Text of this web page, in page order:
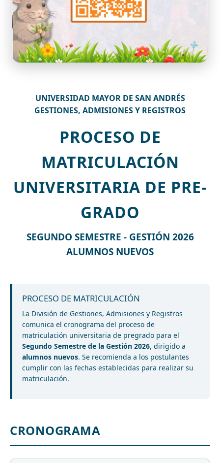
UNIVERSIDAD MAYOR DE SAN ANDRÉS
GESTIONES, ADMISIONES Y REGISTROS
PROCESO DE
MATRICULACIÓN
UNIVERSITARIA DE PRE-
GRADO
SEGUNDO SEMESTRE - GESTIÓN 2026
ALUMNOS NUEVOS
PROCESO DE MATRICULACIÓN
La División de Gestiones, Admisiones y Registros
comunica el cronograma del proceso de
matriculación universitaria de pregrado para el
Segundo Semestre de la Gestión 2026, dirigido a
alumnos nuevos. Se recomienda a los postulantes
cumplir con las fechas establecidas para realizar su
matriculación.
CRONOGRAMA